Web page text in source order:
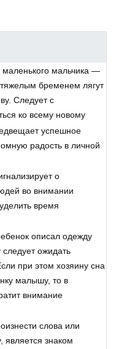
мальчика —
бременем лягут
Следует с
ко всему новому
успешное
радость в личной
о
во внимании
время
описал одежду
ожидать
при этом хозяину сна
малышу, то в
внимание
слова или
является знаком